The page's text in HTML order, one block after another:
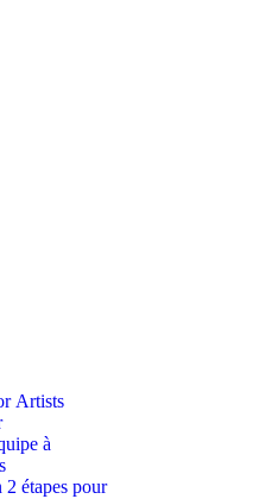
Artists
à
étapes pour